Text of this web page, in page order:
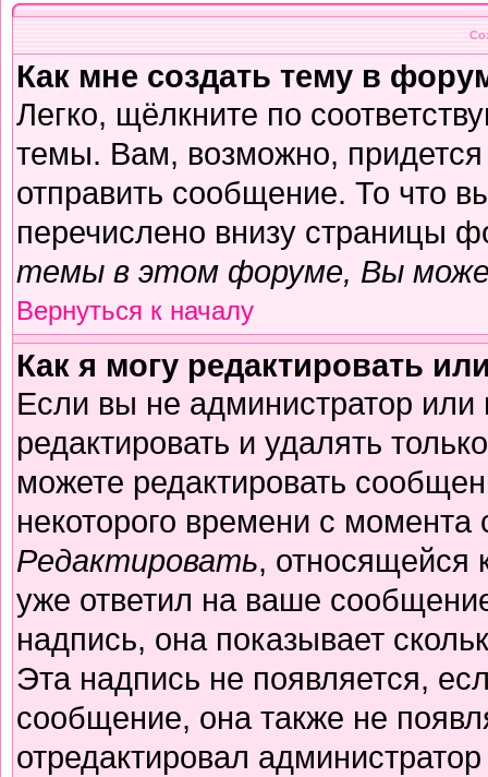
Как мне создать тему в
Легко, щёлкните по
темы. Вам, возможно, придется
отправить сообщение. То что
перечислено внизу страницы
темы в этом форуме, Вы
Вернуться к началу
Как я могу редактировать
Если вы не администратор
редактировать и удалять
можете редактировать
некоторого времени с
Редактировать, относящейся
уже ответил на ваше
надпись, она показывает
Эта надпись не появляется,
сообщение, она также не
отредактировал